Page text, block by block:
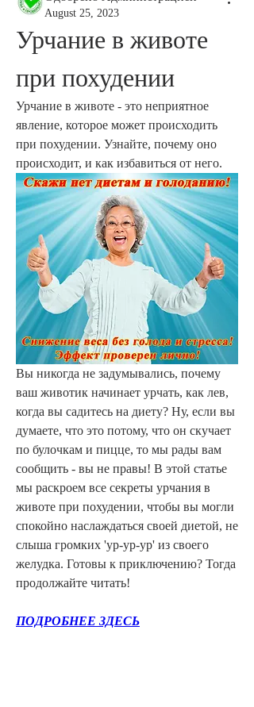
August 25, 2023
Урчание в животе
при похудении
Урчание в животе - это неприятное
явление, которое может происходить
при похудении. Узнайте, почему оно
происходит, и как избавиться от него.
Вы никогда не задумывались, почему
ваш животик начинает урчать, как лев,
когда вы садитесь на диету? Ну, если вы
думаете, что это потому, что он скучает
по булочкам и пицце, то мы рады вам
сообщить - вы не правы! В этой статье
мы раскроем все секреты урчания в
животе при похудении, чтобы вы могли
спокойно наслаждаться своей диетой, не
слыша громких 'ур-ур-ур' из своего
желудка. Готовы к приключению? Тогда
продолжайте читать!
ПОДРОБНЕЕ ЗДЕСЬ